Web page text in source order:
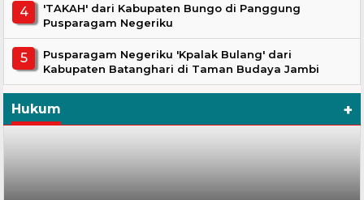
'TAKAH' dari Kabupaten Bungo di Panggung
Pusparagam Negeriku
Pusparagam Negeriku 'Kpalak Bulang' dari
Kabupaten Batanghari di Taman Budaya Jambi
Hukum +